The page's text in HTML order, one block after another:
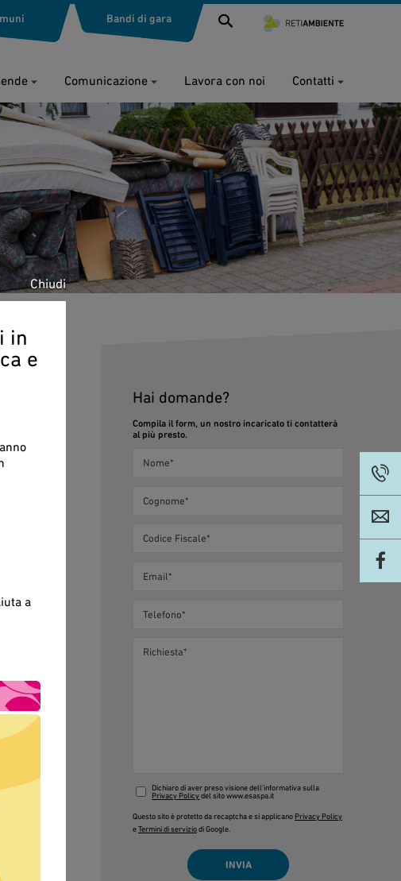
Chiudi
in
e
a
Bandi di gara
Comunicazione Lavora con noi Contatti
di ritiro a
fronte al
Hai domande?
Compila il form, un nostro incaricato ti contatterà
al più presto.
Dichiaro di aver preso visione dell'informativa sulla
Privacy Policydel sito www.esaspa.it
Questo sito è protetto da recaptcha e si applicano Privacy Policy
eTermini di serviziodi Google.